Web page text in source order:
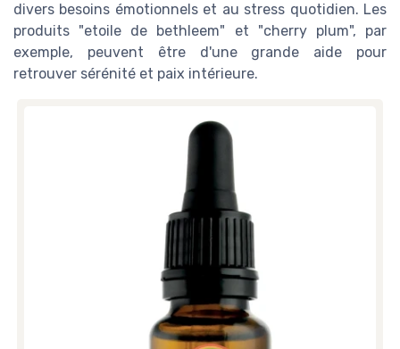
divers besoins émotionnels et au stress quotidien. Les
produits "etoile de bethleem" et "cherry plum", par
exemple, peuvent être d'une grande aide pour
retrouver sérénité et paix intérieure.